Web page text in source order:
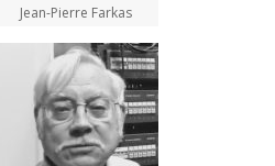
Jean-Pierre Farkas